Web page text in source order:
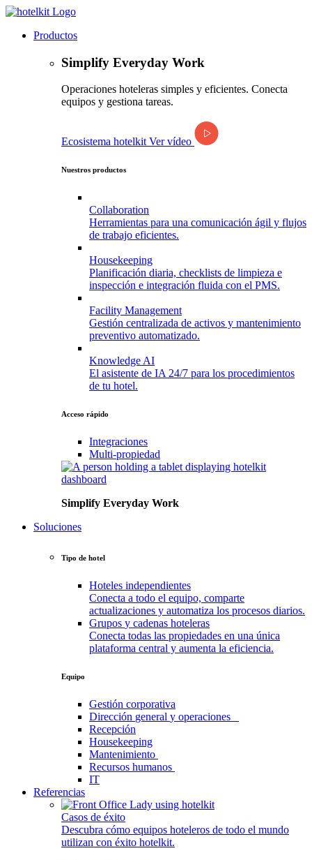
Productos
Simplify Everyday Work
Operaciones hoteleras simples y eficientes. Conecta
equipos y gestiona tareas.
Ecosistema hotelkit Ver vídeo
Nuestros productos
Collaboration
Herramientas para una comunicación ágil y flujos
de trabajo eficientes.
Housekeeping
Planificación diaria, checklists de limpieza e
inspección e integración fluida con el PMS.
Facility Management
Gestión centralizada de activos y mantenimiento
preventivo automatizado.
Knowledge AI
El asistente de IA 24/7 para los procedimientos
de tu hotel.
Acceso rápido
Integraciones
Multi-propiedad
Simplify Everyday Work
Soluciones
Tipo de hotel
Hoteles independientes
Conecta a todo el equipo, comparte
actualizaciones y automatiza los procesos diarios.
Grupos y cadenas hoteleras
Conecta todas las propiedades en una única
plataforma central y aumenta la eficiencia.
Equipo
Gestión corporativa
Dirección general y operaciones
Recepción
Housekeeping
Mantenimiento
Recursos humanos
IT
Referencias
Casos de éxito
Descubra cómo equipos hoteleros de todo el mundo
utilizan con éxito hotelkit.